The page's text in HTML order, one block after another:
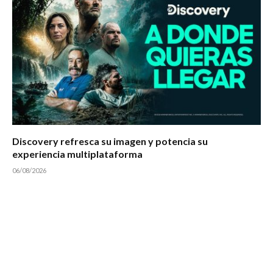
Discovery refresca su imagen y potencia su
experiencia multiplataforma
06/08/2026